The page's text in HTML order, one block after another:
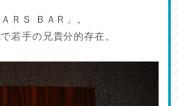
ＲＳ ＢＡＲ」。
若手の兄貴分的存在。